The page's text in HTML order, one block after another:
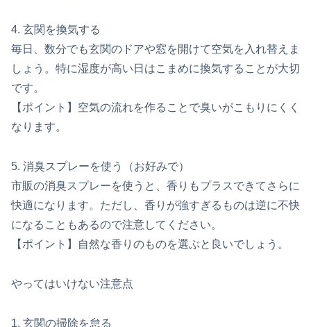
4. 玄関を換気する
毎日、数分でも玄関のドアや窓を開けて空気を入れ替えま
しょう。特に湿度が高い日はこまめに換気することが大切
です。
【ポイント】空気の流れを作ることで臭いがこもりにくく
なります。
5. 消臭スプレーを使う（お好みで）
市販の消臭スプレーを使うと、香りもプラスできてさらに
快適になります。ただし、香りが強すぎるものは逆に不快
になることもあるので注意してください。
【ポイント】自然な香りのものを選ぶと良いでしょう。
やってはいけない注意点
1. 玄関の掃除を怠る